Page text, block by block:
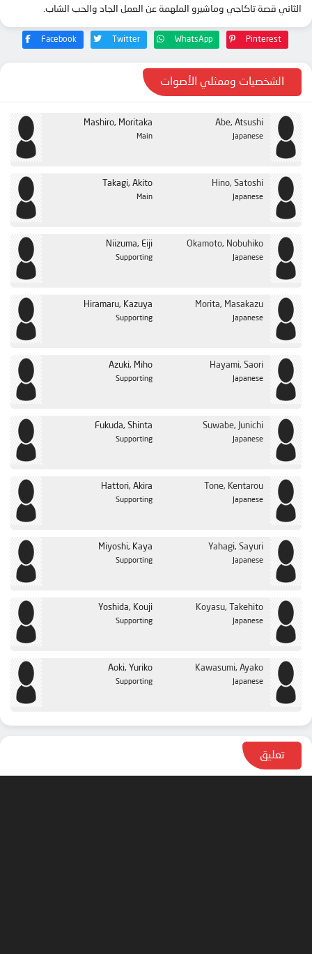
الحلقة 24
الحلقة 25
الثاني قصة تاكاجي وماشيرو الملهمة عن العمل الجاد والحب الشاب.
Facebook Twitter WhatsApp Pinterest
الشخصيات وممثلي الأصوات
Mashiro, Moritaka
Main
Abe, Atsushi
Japanese
Takagi, Akito
Main
Hino, Satoshi
Japanese
Niizuma, Eiji
Supporting
Okamoto, Nobuhiko
Japanese
Hiramaru, Kazuya
Supporting
Morita, Masakazu
Japanese
Azuki, Miho
Supporting
Hayami, Saori
Japanese
Fukuda, Shinta
Supporting
Suwabe, Junichi
Japanese
Hattori, Akira
Supporting
Tone, Kentarou
Japanese
Miyoshi, Kaya
Supporting
Yahagi, Sayuri
Japanese
Yoshida, Kouji
Supporting
Koyasu, Takehito
Japanese
Aoki, Yuriko
Supporting
Kawasumi, Ayako
Japanese
تعليق